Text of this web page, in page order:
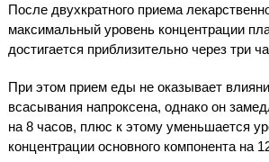
После двухкратного приема
максимальный уровень концентрации
достигается приблизительно через три
При этом прием еды не оказывает
всасывания напроксена, однако он
на 8 часов, плюс к этому уменьшается
концентрации основного компонента на